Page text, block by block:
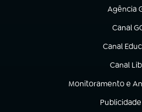
Agência
(abre em
Canal
(abre
Canal
(abre em
Canal
(abre em
Monitoramento e
(abre em nova aba)
(abre em